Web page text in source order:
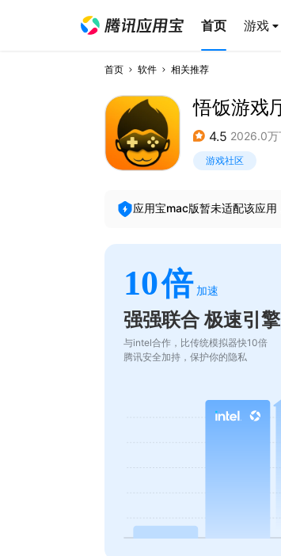
首页 游戏
首页 软件 相关推荐
悟饭游戏
4.5 2026.0万
游戏社区
应用宝mac版暂未适配该应
10倍 加速
强强联合 极速引擎
与intel合作，比传统模拟器快10倍
腾讯安全加持，保护你的隐私